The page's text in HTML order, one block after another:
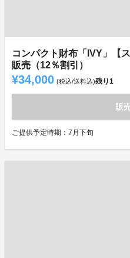
コンパクト財布「IVY」【
販売（12％割引）
¥34,000 (税込/送料込)残り1
販
ご提供予定時期：7月下旬